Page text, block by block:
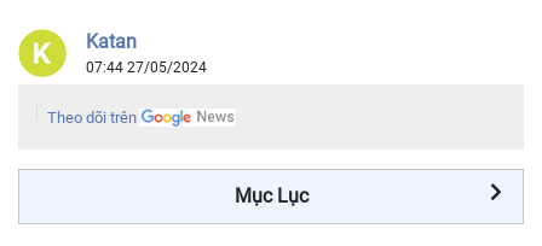
Katan
07:44 27/05/2024
Theo dõi trên
Mục Lục